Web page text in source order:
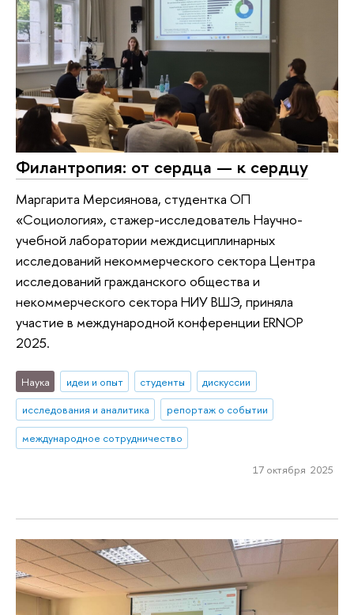
Филантропия: от сердца — к сердцу
Маргарита Мерсиянова, студентка ОП
«Социология», стажер-исследователь Научно-
учебной лаборатории междисциплинарных
исследований некоммерческого сектора Центра
исследований гражданского общества и
некоммерческого сектора НИУ ВШЭ, приняла
участие в международной конференции ERNOP
2025.
Наука идеи и опыт студенты
дискуссии
исследования и аналитика
репортаж о событии
международное сотрудничество
17 октября 2025